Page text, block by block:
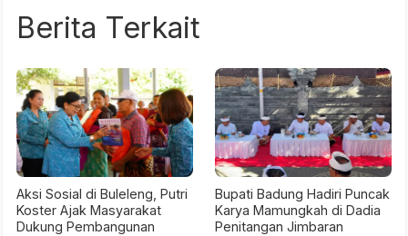
Berita Terkait
Aksi Sosial di Buleleng, Putri
Koster Ajak Masyarakat
Dukung Pembangunan
Bupati Badung Hadiri Puncak
Karya Mamungkah di Dadia
Penitangan Jimbaran